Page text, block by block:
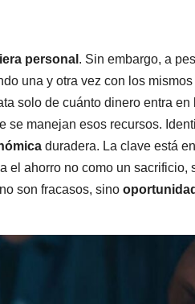
personal . Sin embargo, a
una y otra vez con los
solo de cuánto dinero entra
se manejan esos recursos.
duradera. La clave está
ahorro no como un sacrificio,
son fracasos, sino